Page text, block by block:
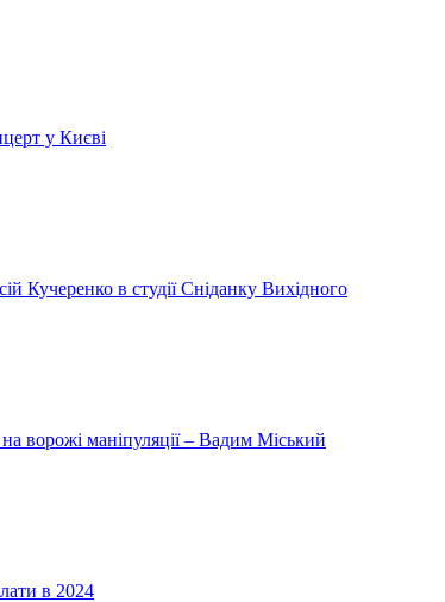
у Києві
Кучеренко в студії Сніданку Вихідного
ворожі маніпуляції – Вадим Міський
в 2024